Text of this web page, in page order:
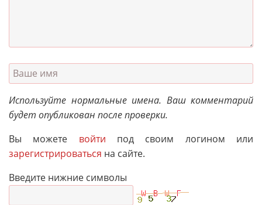
Используйте нормальные имена. Ваш комментарий
будет опубликован после проверки.
Вы можете войти под своим логином или
зарегистрироваться на сайте.
Введите нижние символы